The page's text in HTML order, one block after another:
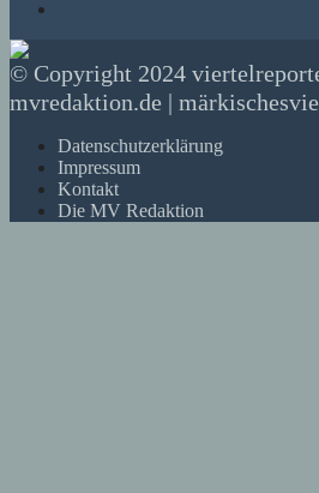
© Copyright 2024
mvredaktion.de |
Datenschutzerklärung
Impressum
Kontakt
Die MV Redaktion